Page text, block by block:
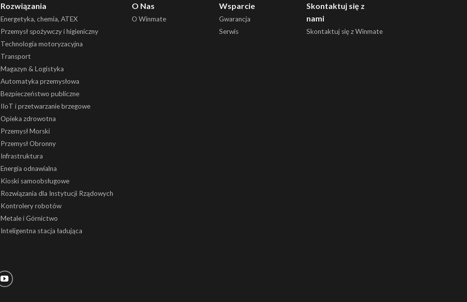
Rozwiązania
Energetyka, chemia, ATEX
Przemysł spożywczy i higieniczny
Technologia motoryzacyjna
Transport
Magazyn & Logistyka
Automatyka przemysłowa
Bezpieczeństwo publiczne
IIoT i przetwarzanie brzegowe
Opieka zdrowotna
Przemysł Morski
Przemysł Obronny
Infrastruktura
Energia odnawialna
Kioski samoobsługowe
Rozwiązania dla Instytucji Rządowych
Kontrolery robotów
Metale i Górnictwo
Inteligentna stacja ładująca
O Nas
O Winmate
Wsparcie
Gwarancja
Serwis
Skontaktuj się z
nami
Skontaktuj się z Winmate